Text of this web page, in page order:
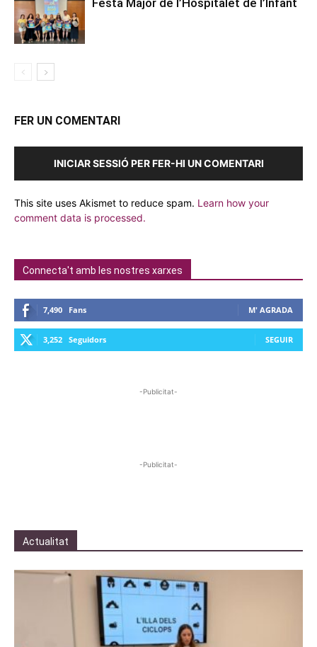
FER UN COMENTARI
INICIAR SESSIÓ PER FER-HI UN COMENTARI
This site uses Akismet to reduce spam. Learn how your
comment data is processed.
Connecta't amb les nostres xarxes
7,490 Fans M' AGRADA
3,252 Seguidors SEGUIR
-Publicitat-
-Publicitat-
Actualitat